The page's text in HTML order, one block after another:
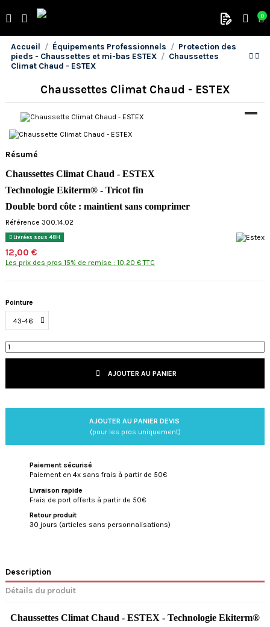
0
Accueil Équipements Professionnels
Protection des
pieds - Chaussettes et mi-bas ESTEX
Chaussettes
Climat Chaud - ESTEX
Résumé
Chaussettes Climat Chaud - ESTEX
Technologie Ekiterm® - Tricot fin
Double bord côte : maintient sans comprimer
Chaussettes Climat Chaud - ESTEX
Référence 300.14.02
Livrées sous 48H
12,00 €
Les prix des pros 15% de remise : 10,20 € TTC
Pointure
AJOUTER AU PANIER
AJOUTER AU PANIER DEVIS
(pour les pros uniquement)
Paiement sécurisé
Paiement en 4x sans frais à partir de 50€
Livraison rapide
Frais de port offerts à partir de 50€
Retour produit
30 jours (articles sans personnalisations)
Description
Détails du produit
Chaussettes Climat Chaud - ESTEX - Technologie Ekiterm®